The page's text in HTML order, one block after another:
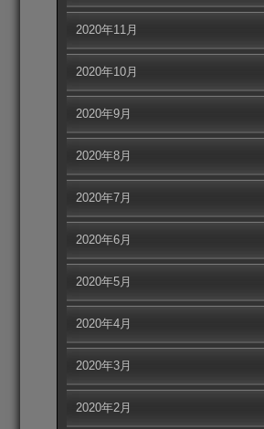
2020年11月
2020年10月
2020年9月
2020年8月
2020年7月
2020年6月
2020年5月
2020年4月
2020年3月
2020年2月